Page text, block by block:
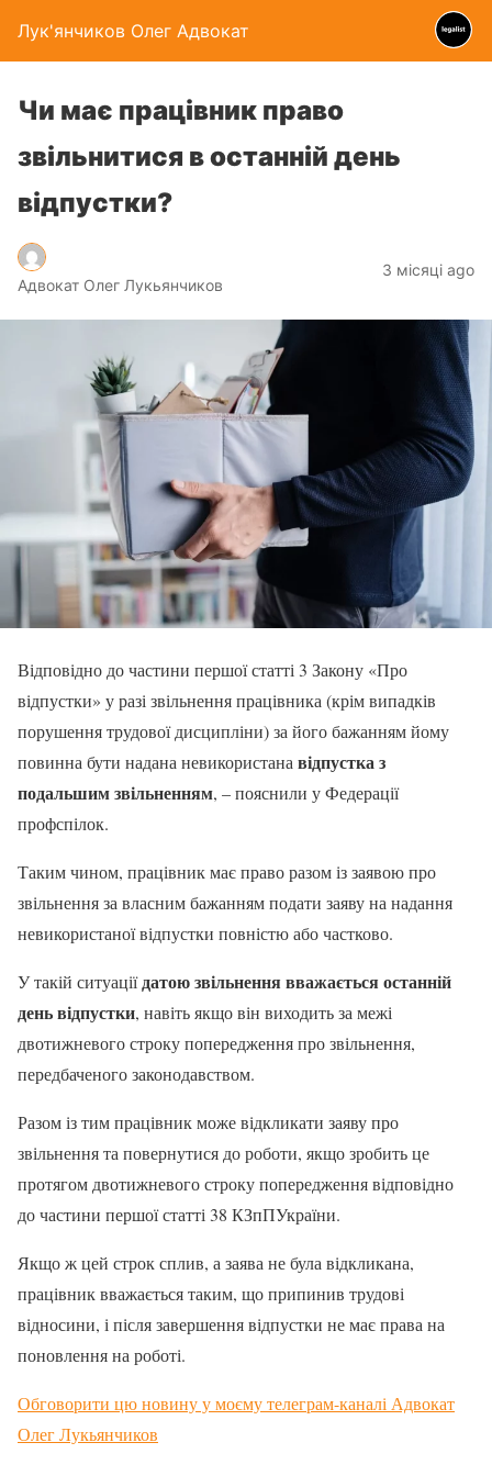
Лук'янчиков Олег Адвокат
Чи має працівник право
звільнитися в останній день
відпустки?
Адвокат Олег Лукьянчиков
3 місяці ago
Відповідно до частини першої статті 3 Закону «Про
відпустки» у разі звільнення працівника (крім випадків
порушення трудової дисципліни) за його бажанням йому
повинна бути надана невикористанавідпустка з
подальшим звільненням, – пояснили у Федерації
профспілок.
Таким чином, працівник має право разом із заявою про
звільнення за власним бажанням подати заяву на надання
невикористаної відпустки повністю або частково.
У такій ситуаціїдатою звільнення вважається останній
день відпустки, навіть якщо він виходить за межі
двотижневого строку попередження про звільнення,
передбаченого законодавством.
Разом із тим працівник може відкликати заяву про
звільнення та повернутися до роботи, якщо зробить це
протягом двотижневого строку попередження відповідно
до частини першої статті 38 КЗпПУкраїни.
Якщо ж цей строк сплив, а заява не була відкликана,
працівник вважається таким, що припинив трудові
відносини, і після завершення відпустки не має права на
поновлення на роботі.
Обговорити цю новину у моєму телеграм-каналі Адвокат
Олег Лукьянчиков